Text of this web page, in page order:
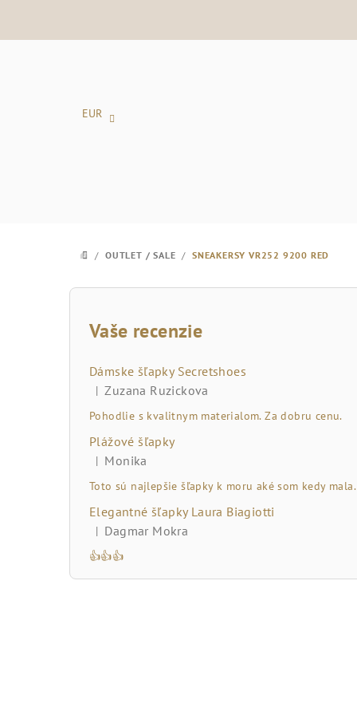
EUR
DOMOV
/ OUTLET / SALE / SNEAKERSY VR252 9200 RED
B
l
Vaše recenzie
Dámske šľapky Secretshoes
Hodnotenie produktu je 5 z 5 hviezdičiek.
| Zuzana Ruzickova
Pohodlie s kvalitnym materialom. Za dobru cenu.
Plážové šľapky
Hodnotenie produktu je 5 z 5 hviezdičiek.
| Monika
Toto sú najlepšie šľapky k moru aké som kedy mala.
Elegantné šľapky Laura Biagiotti
Hodnotenie produktu je 5 z 5 hviezdičiek.
| Dagmar Mokra
👍👍👍